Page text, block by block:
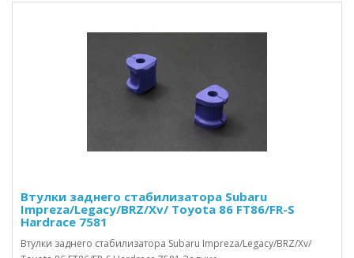
Втулки заднего стабилизатора Subaru
Impreza/Legacy/BRZ/Xv/ Toyota 86 FT86/FR-S
Hardrace 7581
Втулки заднего стабилизатора Subaru Impreza/Legacy/BRZ/Xv/